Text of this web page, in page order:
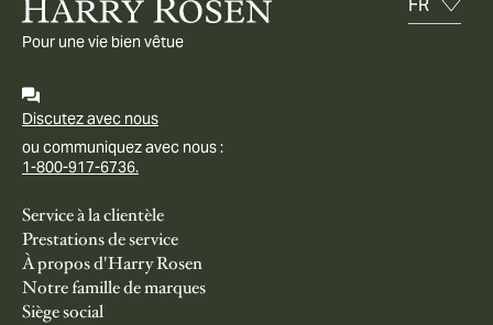
Pour une vie bien vêtue
Discutez avec nous
ou communiquez avec nous :
1-800-917-6736.
Service à la clientèle
Prestations de service
À propos d'Harry Rosen
Notre famille de marques
Siège social